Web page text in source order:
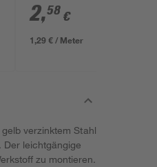
36 x 17 mm
2,58 €
1,29 € / Meter
verzinktem Stahl
Der leichtgängige
zu montieren.